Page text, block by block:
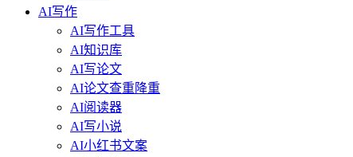
AI写作
AI写作工具
AI知识库
AI写论文
AI论文查重降重
AI阅读器
AI写小说
AI小红书文案